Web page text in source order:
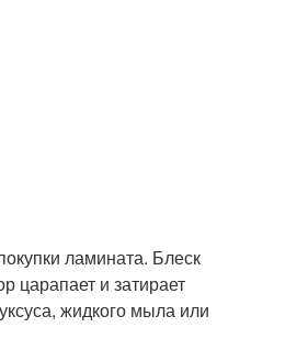
ламината. Блеск
царапает и затирает
жидкого мыла или